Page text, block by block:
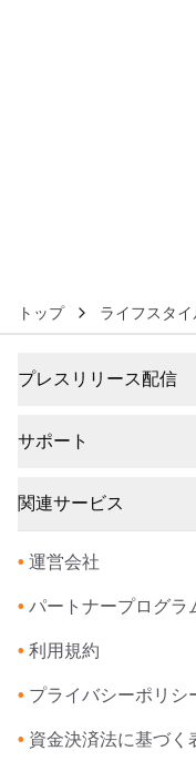
トップ ライフスタ
プレスリリース配信
サポート
関連サービス
• 運営会社
• パートナープログラ
• 利用規約
• プライバシーポリシ
• 資金決済法に基づく